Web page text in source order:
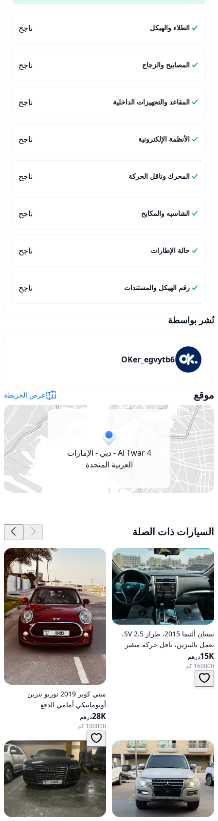
الطلاء والهيكل ناجح
المصابيح والزجاج ناجح
المقاعد والتجهيزات الداخلية ناجح
الأنظمة الإلكترونية ناجح
المحرك وناقل الحركة ناجح
الشاسيه والمكابح ناجح
حالة الإطارات ناجح
رقم الهيكل والمستندات ناجح
نُشر بواسطة
OKer_egvytb6
موقع عرض الخريطة
Al Twar 4 - دبي - الإمارات
العربية المتحدة
السيارات ذات الصلة
نيسان ألتيما 2015، طراز 2.5 SV،
تعمل بالبنزين، ناقل حركة متغير
مستمر (CVT)، دفع أمامي
15Kدرهم
160000 كم
ميني كوبر 2019 توربو بنزين
أوتوماتيكي أمامي الدفع
28Kدرهم
100000 كم